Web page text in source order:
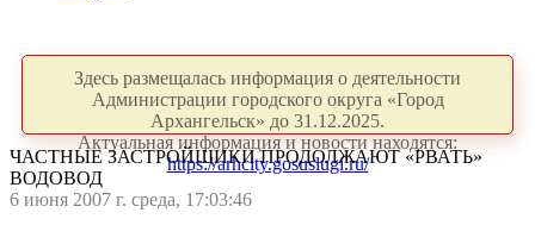
Здесь размещалась информация о деятельности
Администрации городского округа «Город
Архангельск» до 31.12.2025.
Актуальная информация и новости находятся:
https://arhcity.gosuslugi.ru/
ЧАСТНЫЕ ЗАСТРОЙЩИКИ ПРОДОЛЖАЮТ «РВАТЬ»
ВОДОВОД
6 июня 2007 г. среда, 17:03:46